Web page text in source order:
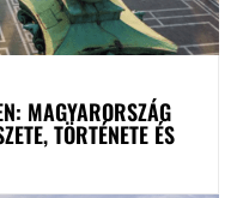
MAGYARORSZÁG
TÖRTÉNETE ÉS